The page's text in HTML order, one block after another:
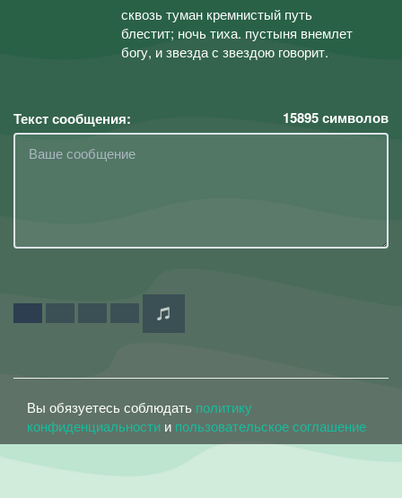
сквозь туман кремнистый путь
блестит; ночь тиха. пустыня внемлет
богу, и звезда с звездою говорит.
Текст сообщения: 15895символов
Вы обязуетесь соблюдать политику
конфиденциальности и пользовательское соглашение